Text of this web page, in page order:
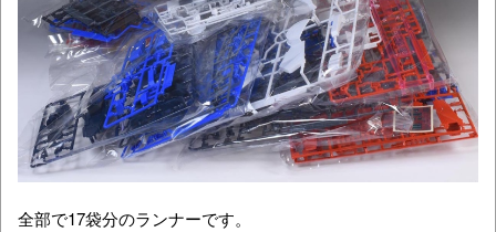
全部で17袋分のランナーです。